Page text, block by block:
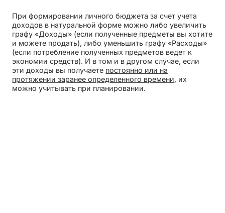
При формировании личного бюджета за счет учета
доходов в натуральной форме можно либо увеличить
графу «Доходы» (если полученные предметы вы хотите
и можете продать), либо уменьшить графу «Расходы»
(если потребление полученных предметов ведет к
экономии средств). И в том и в другом случае, если
эти доходы вы получаете постоянно или на
протяжении заранее определенного времени, их
можно учитывать при планировании.